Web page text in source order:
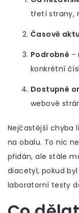
třetí strany,
Časově
Podrobné -
konkrétní
Dostupné
webové
Nejčastější chyba
na obalu. To nic
přidán, ale stále
diacetyl, pokud
laboratorní testy